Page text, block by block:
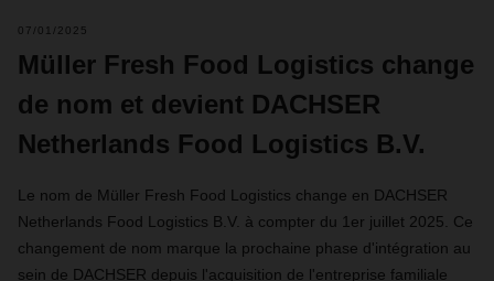
07/01/2025
Müller Fresh Food Logistics change
de nom et devient DACHSER
Netherlands Food Logistics B.V.
Le nom de Müller Fresh Food Logistics change en DACHSER
Netherlands Food Logistics B.V. à compter du 1er juillet 2025. Ce
changement de nom marque la prochaine phase d'intégration au
sein de DACHSER depuis l'acquisition de l'entreprise familiale